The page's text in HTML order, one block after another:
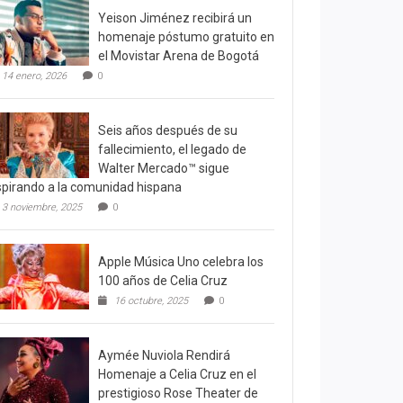
Yeison Jiménez recibirá un
homenaje póstumo gratuito en
el Movistar Arena de Bogotá
14 enero, 2026 0
Seis años después de su
fallecimiento, el legado de
Walter Mercado™ sigue
a la comunidad hispana
3 noviembre, 2025 0
Apple Música Uno celebra los
100 años de Celia Cruz
16 octubre, 2025 0
Aymée Nuviola Rendirá
Homenaje a Celia Cruz en el
prestigioso Rose Theater de